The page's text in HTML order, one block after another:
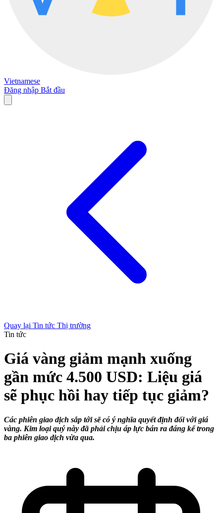
Vietnamese
Đăng nhập Bắt đầu
Quay lại Tin tức Thị trường
Tin tức
Giá vàng giảm mạnh xuống
gần mức 4.500 USD: Liệu giá
sẽ phục hồi hay tiếp tục giảm?
Các phiên giao dịch sắp tới sẽ có ý nghĩa quyết định đối với giá
vàng. Kim loại quý này đã phải chịu áp lực bán ra đáng kể trong
ba phiên giao dịch vừa qua.